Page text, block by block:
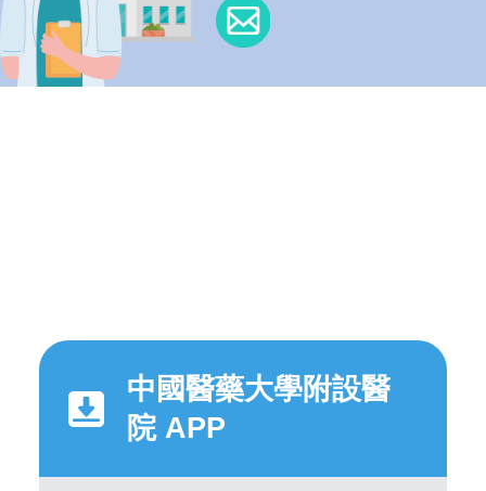
中國醫藥大學附設醫
院 APP